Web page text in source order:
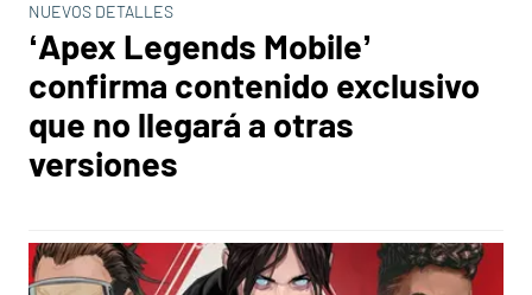
NUEVOS DETALLES
‘Apex Legends Mobile’
confirma contenido exclusivo
que no llegará a otras
versiones